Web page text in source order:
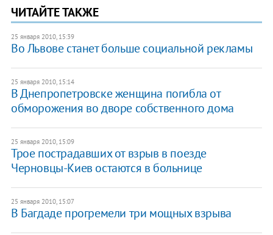
ЧИТАЙТЕ ТАКЖЕ
25 января 2010, 15:39
Во Львове станет больше социальной рекламы
25 января 2010, 15:14
В Днепропетровске женщина погибла от
обморожения во дворе собственного дома
25 января 2010, 15:09
Трое пострадавших от взрыв в поезде
Черновцы-Киев остаются в больнице
25 января 2010, 15:07
В Багдаде прогремели три мощных взрыва